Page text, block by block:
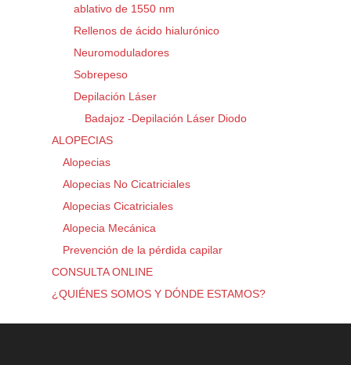
ablativo de 1550 nm
Rellenos de ácido hialurónico
Neuromoduladores
Sobrepeso
Depilación Láser
Badajoz -Depilación Láser Diodo
ALOPECIAS
Alopecias
Alopecias No Cicatriciales
Alopecias Cicatriciales
Alopecia Mecánica
Prevención de la pérdida capilar
CONSULTA ONLINE
¿QUIÉNES SOMOS Y DÓNDE ESTAMOS?